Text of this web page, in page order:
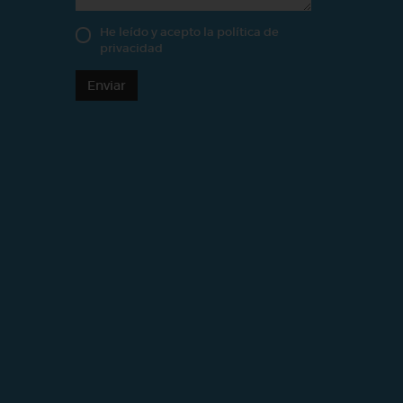
He leído y acepto la política de
privacidad
Enviar